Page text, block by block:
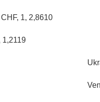
1, 2,8610
1,2119